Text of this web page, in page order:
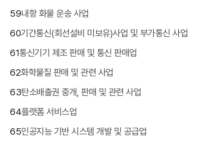
59내항 화물 운송 사업
60기간통신(회선설비 미보유)사업 및 부가통신 사업
61통신기기 제조 판매 및 통신 판매업
62화학물질 판매 및 관련 사업
63탄소배출권 중개, 판매 및 관련 사업
64플랫폼 서비스업
65인공지능 기반 시스템 개발 및 공급업